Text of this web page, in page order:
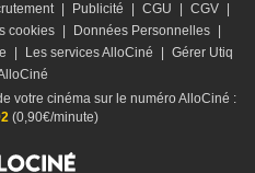
Publicité CGU CGV
cookies Données Personnelles
Les services AlloCiné
Gérer Utiq
votre cinéma sur le numéro AlloCiné :
(0,90€/minute)